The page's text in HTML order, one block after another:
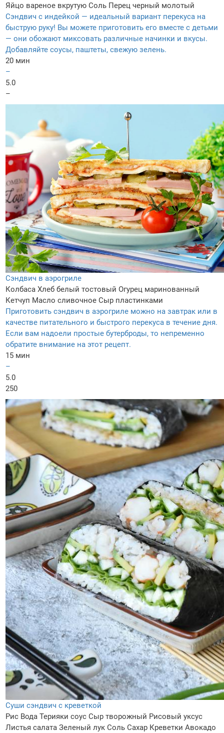
Яйцо вареное вкрутую Соль Перец черный молотый
Сэндвич с индейкой — идеальный вариант перекуса на
быструю руку! Вы можете приготовить его вместе с детьми
— они обожают миксовать различные начинки и вкусы.
Добавляйте соусы, паштеты, свежую зелень.
20 мин
–
5.0
–
Сэндвич в аэрогриле
Колбаса Хлеб белый тостовый Огурец маринованный
Кетчуп Масло сливочнoe Сыр пластинками
Приготовить сэндвич в аэрогриле можно на завтрак или в
качестве питательного и быстрого перекуса в течение дня.
Если вам надоели простые бутерброды, то непременно
обратите внимание на этот рецепт.
15 мин
–
5.0
250
Суши сэндвич с креветкой
Рис Вода Терияки соус Сыр творожный Рисовый уксус
Листья салата Зеленый лук Соль Сахар Креветки Авокадо